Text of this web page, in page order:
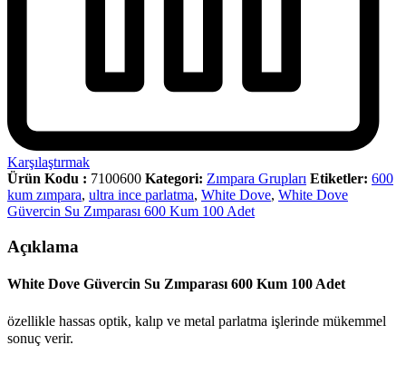
Karşılaştırmak
Ürün Kodu : 7100600 Kategori: Zımpara Grupları Etiketler: 600
kum zımpara, ultra ince parlatma, White Dove, White Dove
Güvercin Su Zımparası 600 Kum 100 Adet
Açıklama
White Dove Güvercin Su Zımparası 600 Kum 100 Adet
özellikle hassas optik, kalıp ve metal parlatma işlerinde mükemmel
sonuç verir.